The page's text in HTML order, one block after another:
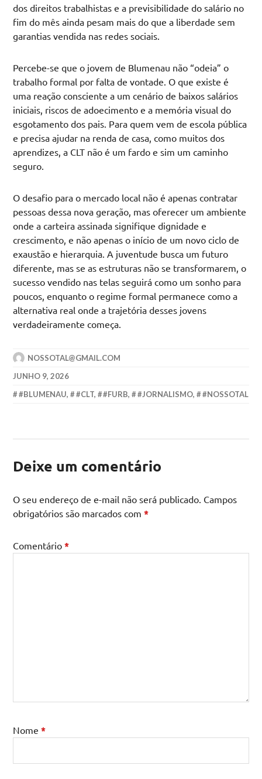
dos direitos trabalhistas e a previsibilidade do salário no
fim do mês ainda pesam mais do que a liberdade sem
garantias vendida nas redes sociais.
Percebe-se que o jovem de Blumenau não “odeia” o
trabalho formal por falta de vontade. O que existe é
uma reação consciente a um cenário de baixos salários
iniciais, riscos de adoecimento e a memória visual do
esgotamento dos pais. Para quem vem de escola pública
e precisa ajudar na renda de casa, como muitos dos
aprendizes, a CLT não é um fardo e sim um caminho
seguro.
O desafio para o mercado local não é apenas contratar
pessoas dessa nova geração, mas oferecer um ambiente
onde a carteira assinada signifique dignidade e
crescimento, e não apenas o início de um novo ciclo de
exaustão e hierarquia. A juventude busca um futuro
diferente, mas se as estruturas não se transformarem, o
sucesso vendido nas telas seguirá como um sonho para
poucos, enquanto o regime formal permanece como a
alternativa real onde a trajetória desses jovens
verdadeiramente começa.
NOSSOTAL@GMAIL.COM
JUNHO 9, 2026
#BLUMENAU, #CLT, #FURB, #JORNALISMO, #NOSSOTAL
Deixe um comentário
O seu endereço de e-mail não será publicado. Campos
obrigatórios são marcados com*
Comentário*
Nome*